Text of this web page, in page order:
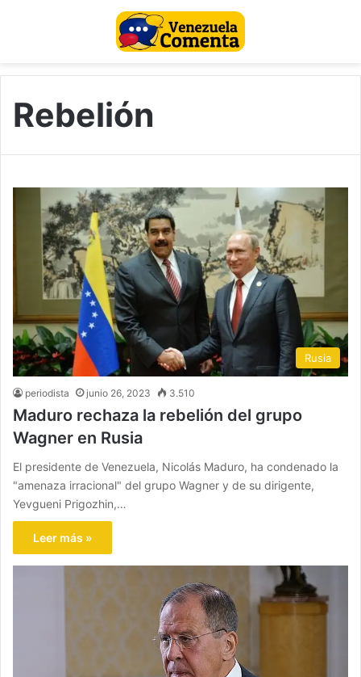
Rebelión
Rusia
periodista junio 26, 2023 3.510
Maduro rechaza la rebelión del grupo
Wagner en Rusia
El presidente de Venezuela, Nicolás Maduro, ha condenado la
"amenaza irracional" del grupo Wagner y de su dirigente,
Yevgueni Prigozhin,…
Leer más »